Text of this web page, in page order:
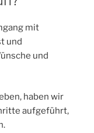
mit
und
und
haben wir
aufgeführt,